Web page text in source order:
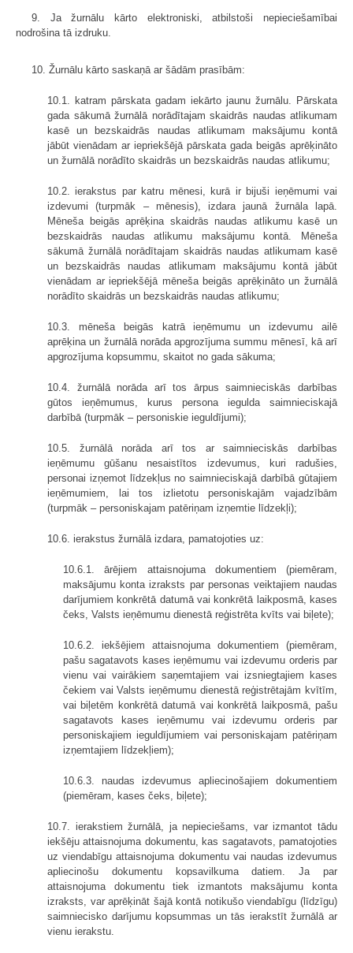
9. Ja žurnālu kārto elektroniski, atbilstoši nepieciešamībai
nodrošina tā izdruku.
10. Žurnālu kārto saskaņā ar šādām prasībām:
10.1. katram pārskata gadam iekārto jaunu žurnālu. Pārskata
gada sākumā žurnālā norādītajam skaidrās naudas atlikumam
kasē un bezskaidrās naudas atlikumam maksājumu kontā
jābūt vienādam ar iepriekšējā pārskata gada beigās aprēķināto
un žurnālā norādīto skaidrās un bezskaidrās naudas atlikumu;
10.2. ierakstus par katru mēnesi, kurā ir bijuši ieņēmumi vai
izdevumi (turpmāk – mēnesis), izdara jaunā žurnāla lapā.
Mēneša beigās aprēķina skaidrās naudas atlikumu kasē un
bezskaidrās naudas atlikumu maksājumu kontā. Mēneša
sākumā žurnālā norādītajam skaidrās naudas atlikumam kasē
un bezskaidrās naudas atlikumam maksājumu kontā jābūt
vienādam ar iepriekšējā mēneša beigās aprēķināto un žurnālā
norādīto skaidrās un bezskaidrās naudas atlikumu;
10.3. mēneša beigās katrā ieņēmumu un izdevumu ailē
aprēķina un žurnālā norāda apgrozījuma summu mēnesī, kā arī
apgrozījuma kopsummu, skaitot no gada sākuma;
10.4. žurnālā norāda arī tos ārpus saimnieciskās darbības
gūtos ieņēmumus, kurus persona iegulda saimnieciskajā
darbībā (turpmāk – personiskie ieguldījumi);
10.5. žurnālā norāda arī tos ar saimnieciskās darbības
ieņēmumu gūšanu nesaistītos izdevumus, kuri radušies,
personai izņemot līdzekļus no saimnieciskajā darbībā gūtajiem
ieņēmumiem, lai tos izlietotu personiskajām vajadzībām
(turpmāk – personiskajam patēriņam izņemtie līdzekļi);
10.6. ierakstus žurnālā izdara, pamatojoties uz:
10.6.1. ārējiem attaisnojuma dokumentiem (piemēram,
maksājumu konta izraksts par personas veiktajiem naudas
darījumiem konkrētā datumā vai konkrētā laikposmā, kases
čeks, Valsts ieņēmumu dienestā reģistrēta kvīts vai biļete);
10.6.2. iekšējiem attaisnojuma dokumentiem (piemēram,
pašu sagatavots kases ieņēmumu vai izdevumu orderis par
vienu vai vairākiem saņemtajiem vai izsniegtajiem kases
čekiem vai Valsts ieņēmumu dienestā reģistrētajām kvītīm,
vai biļetēm konkrētā datumā vai konkrētā laikposmā, pašu
sagatavots kases ieņēmumu vai izdevumu orderis par
personiskajiem ieguldījumiem vai personiskajam patēriņam
izņemtajiem līdzekļiem);
10.6.3. naudas izdevumus apliecinošajiem dokumentiem
(piemēram, kases čeks, biļete);
10.7. ierakstiem žurnālā, ja nepieciešams, var izmantot tādu
iekšēju attaisnojuma dokumentu, kas sagatavots, pamatojoties
uz viendabīgu attaisnojuma dokumentu vai naudas izdevumus
apliecinošu dokumentu kopsavilkuma datiem. Ja par
attaisnojuma dokumentu tiek izmantots maksājumu konta
izraksts, var aprēķināt šajā kontā notikušo viendabīgu (līdzīgu)
saimniecisko darījumu kopsummas un tās ierakstīt žurnālā ar
vienu ierakstu.